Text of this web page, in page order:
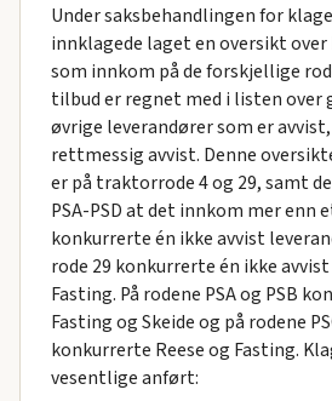
Under saksbehandlingen for
innklagede laget en oversikt
som innkom på de forskjellige
tilbud er regnet med i listen over
øvrige leverandører som er
rettmessig avvist. Denne
er på traktorrode 4 og 29, samt
PSA-PSD at det innkom mer enn
konkurrerte én ikke avvist
rode 29 konkurrerte én ikke
Fasting. På rodene PSA og PSB
Fasting og Skeide og på rodene
konkurrerte Reese og Fasting.
vesentlige anført: